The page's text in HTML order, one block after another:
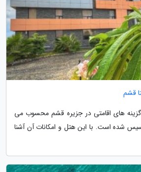
قشم
گزینه های اقامتی در جزیره قشم محسوب می
که در سال 1402 تاسیس شده است. با این هتل و امکانات آن آشنا